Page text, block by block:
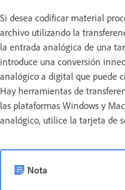
Si desea codificar material
archivo utilizando la
la entrada analógica de una
introduce una conversión
analógico a digital que puede
Hay herramientas de
las plataformas Windows y
analógico, utilice la tarjeta de
Nota